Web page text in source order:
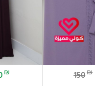
150₪
₪